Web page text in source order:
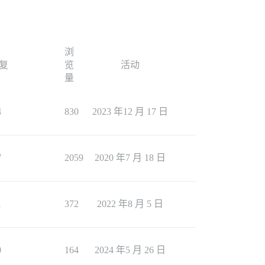
浏
览
量
活动
830 2023 年12 月 17 日
2059 2020 年7 月 18 日
372 2022 年8 月 5 日
164 2024 年5 月 26 日